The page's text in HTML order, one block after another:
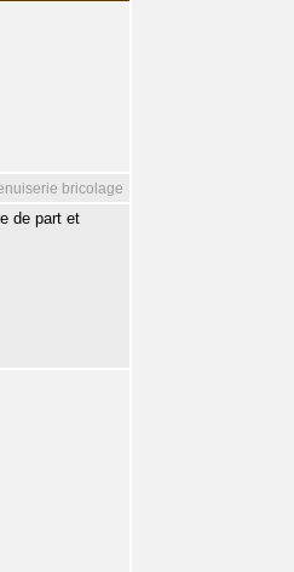
bricolage
de part et